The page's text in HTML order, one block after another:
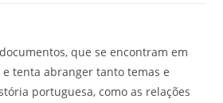
que se encontram em
tenta abranger tanto temas e
portuguesa, como as relações